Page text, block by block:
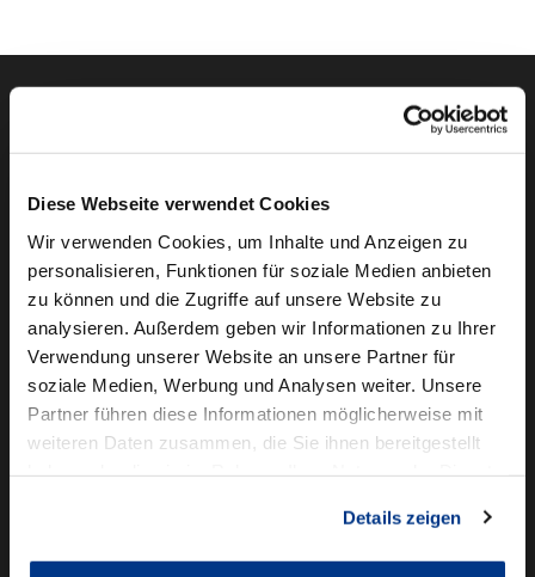
Diese Webseite verwendet Cookies
Wir verwenden Cookies, um Inhalte und Anzeigen zu
personalisieren, Funktionen für soziale Medien anbieten
zu können und die Zugriffe auf unsere Website zu
analysieren. Außerdem geben wir Informationen zu Ihrer
Verwendung unserer Website an unsere Partner für
soziale Medien, Werbung und Analysen weiter. Unsere
Partner führen diese Informationen möglicherweise mit
weiteren Daten zusammen, die Sie ihnen bereitgestellt
Details zeigen
Folgen Sie uns auf Autowelt Schmidt auf
Autowelt Schmidt
Autowelt
Die Marken der Autowelt Schmidt